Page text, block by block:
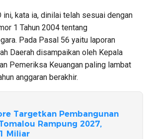
ini, kata ia, dinilai telah sesuai dengan
1 Tahun 2004 tentang
Pada Pasal 56 yaitu laporan
Daerah disampaikan oleh Kepala
Pemeriksa Keuangan paling lambat
anggaran berakhir.
Targetkan Pembangunan
Rampung 2027,
Miliar